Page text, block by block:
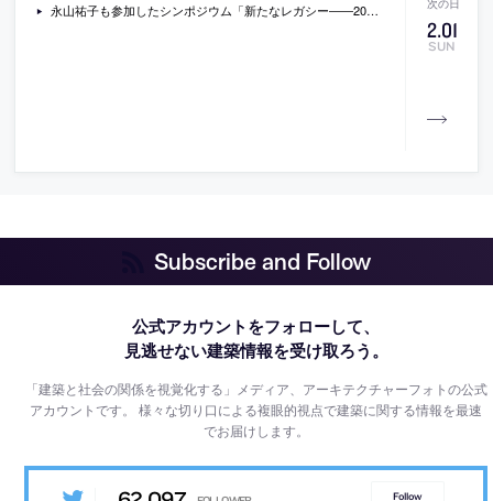
2.01
SUN
永山祐子も参加したシンポジウム「新たなレガシー――2025年大阪・関西万博を後世へ」の動画。2025年11月に行われたもの
Subscribe and Follow
公式アカウントをフォローして、
見逃せない建築情報を受け取ろう。
「建築と社会の関係を視覚化する」メディア、アーキテクチャーフォトの公式
アカウントです。様々な切り口による複眼的視点で建築に関する情報を最速
でお届けします。
Follow